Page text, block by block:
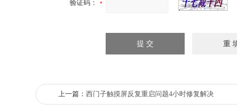
验证码：
上一篇： 西门子触摸屏反复重启问题4小时修复解决